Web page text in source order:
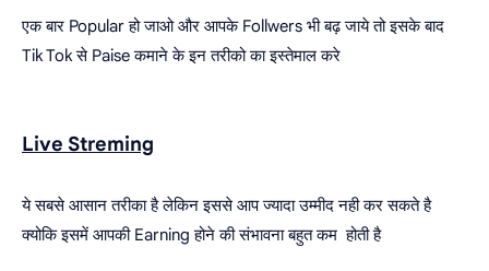
एक बार Popular हो जाओ और आपके Follwers भी बढ़ जाये तो इसके बाद
Tik Tok से Paise कमाने के इन तरीको का इस्तेमाल करे
Live Streming
ये सबसे आसान तरीका है लेकिन इससे आप ज्यादा उम्मीद नही कर सकते है
क्योकि इसमें आपकी Earning होने की संभावना बहुत कम होती है